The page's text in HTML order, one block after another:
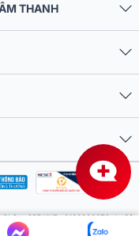
THANH
GPDKKD: 0106303879 do Sở
MD Complex, số 68 Nguyễn Cơ